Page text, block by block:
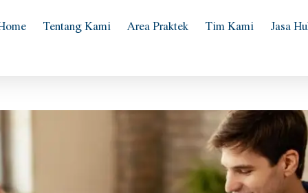
Tentang Kami Area Praktek Tim Kami Jasa